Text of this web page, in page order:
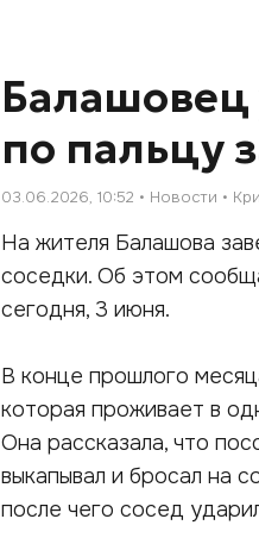
Балашовец
по пальцу
03.06.2026, 10:52 Новости
На жителя Балашова
соседки. Об этом
сегодня, 3 июня.
В конце прошлого
которая проживает в
Она рассказала, что
выкапывал и бросал на
после чего сосед